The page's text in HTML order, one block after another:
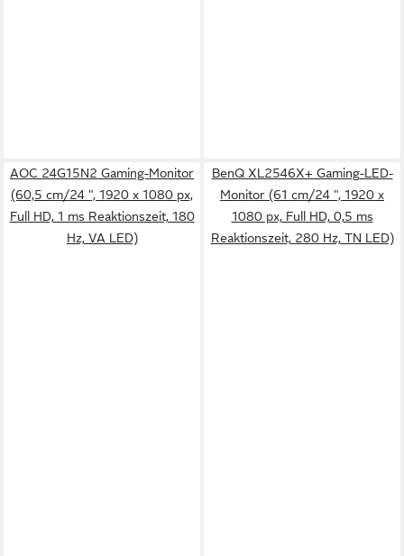
AOC 24G15N2 Gaming-Monitor
(60,5 cm/24 ", 1920 x 1080 px,
Full HD, 1 ms Reaktionszeit, 180
Hz, VA LED)
BenQ XL2546X+ Gaming-LED-
Monitor (61 cm/24 ", 1920 x
1080 px, Full HD, 0,5 ms
Reaktionszeit, 280 Hz, TN LED)